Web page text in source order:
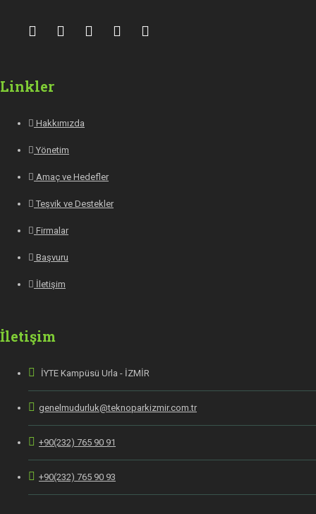
Linkler
Hakkımızda
Yönetim
Amaç ve Hedefler
Teşvik ve Destekler
Firmalar
Başvuru
İletişim
İletişim
İYTE Kampüsü Urla - İZMİR
genelmudurluk@teknoparkizmir.com.tr
+90(232) 765 90 91
+90(232) 765 90 93